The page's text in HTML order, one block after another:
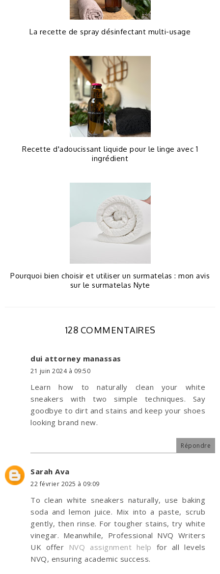
La recette de spray désinfectant multi-usage
Recette d'adoucissant liquide pour le linge avec 1
ingrédient
Pourquoi bien choisir et utiliser un surmatelas : mon avis
sur le surmatelas Nyte
128 COMMENTAIRES
dui attorney manassas
21 juin 2024 à 09:50
Learn how to naturally clean your white
sneakers with two simple techniques. Say
goodbye to dirt and stains and keep your shoes
looking brand new.
Répondre
Sarah Ava
22 février 2025 à 09:09
To clean white sneakers naturally, use baking
soda and lemon juice. Mix into a paste, scrub
gently, then rinse. For tougher stains, try white
vinegar. Meanwhile, Professional NVQ Writers
UK offer NVQ assignment help for all levels
NVQ, ensuring academic success.